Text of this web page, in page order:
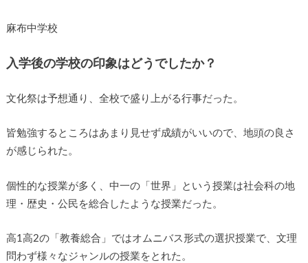
麻布中学校
入学後の学校の印象はどうでしたか？
文化祭は予想通り、全校で盛り上がる行事だった。
皆勉強するところはあまり見せず成績がいいので、地頭の良さ
が感じられた。
個性的な授業が多く、中一の「世界」という授業は社会科の地
理・歴史・公民を総合したような授業だった。
高1高2の「教養総合」ではオムニバス形式の選択授業で、文理
問わず様々なジャンルの授業をとれた。